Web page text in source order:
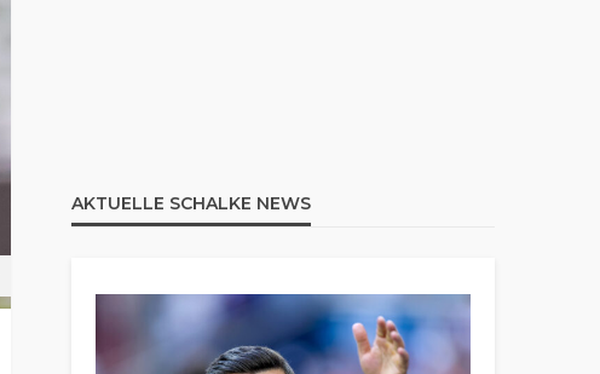
AKTUELLE SCHALKE NEWS